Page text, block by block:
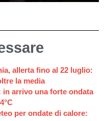
allerta fino al 22 luglio:
la media
in arrivo una forte ondata
per ondate di calore: